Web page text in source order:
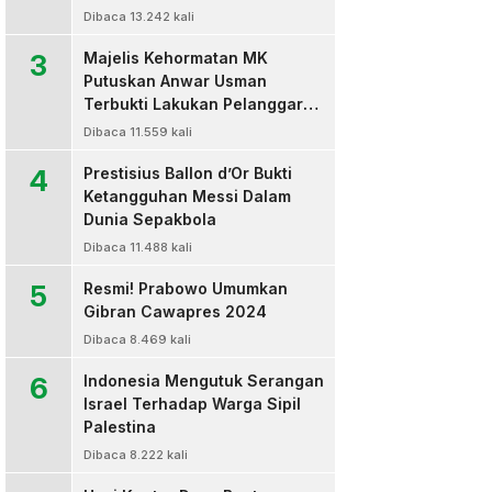
Dibaca 13.242 kali
3
Majelis Kehormatan MK
Putuskan Anwar Usman
Terbukti Lakukan Pelanggaran
Berat Kode Etik dan
Dibaca 11.559 kali
4
Prestisius Ballon d’Or Bukti
Ketangguhan Messi Dalam
Dunia Sepakbola
Dibaca 11.488 kali
5
Resmi! Prabowo Umumkan
Gibran Cawapres 2024
Dibaca 8.469 kali
6
Indonesia Mengutuk Serangan
Israel Terhadap Warga Sipil
Palestina
Dibaca 8.222 kali